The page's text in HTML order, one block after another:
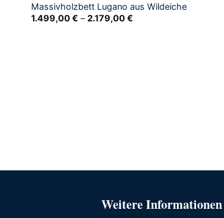
Massivholzbett Lugano aus Wildeiche
1.499,00€ –2.179,00€
Weitere Informationen